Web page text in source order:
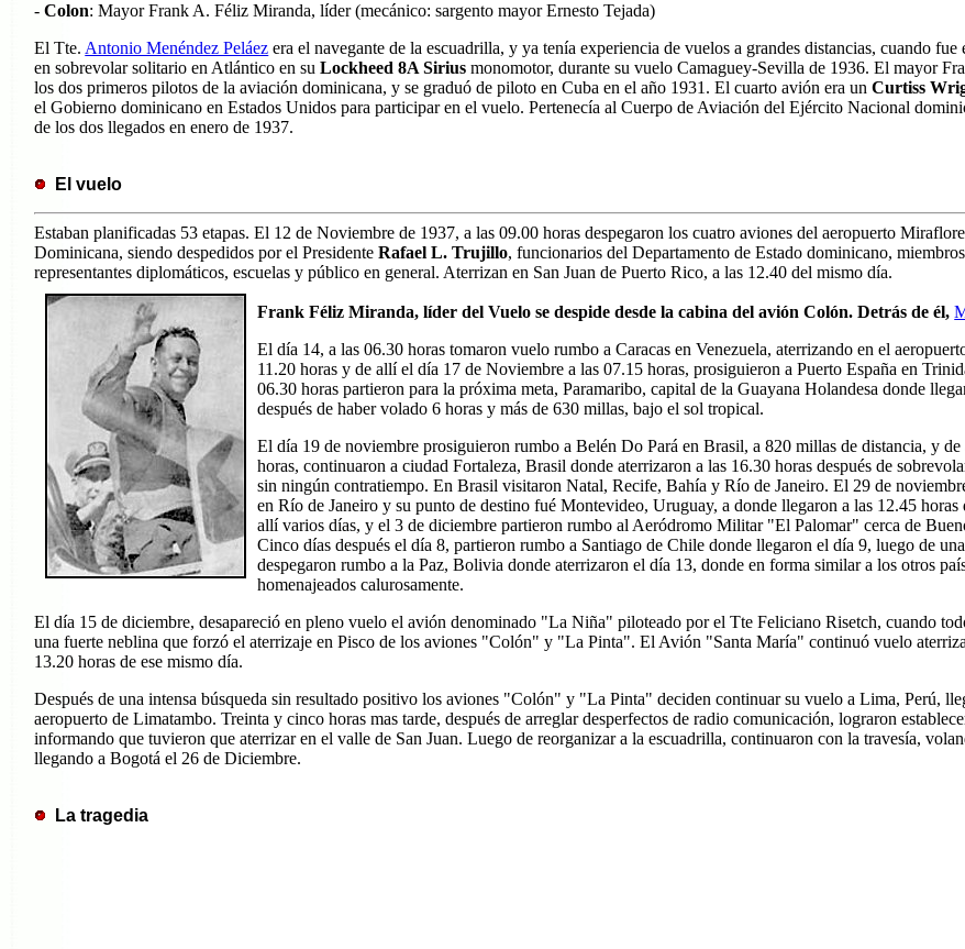
-Colon: MayorFrank A. Féliz Miranda, líder (mecánico: sargento mayor Ernesto Tejada)
El Tte. Antonio Menéndez Peláez era el navegante de la escuadrilla, y ya tenía experiencia de vuelos a grandes distancias, cuando
en sobrevolar solitario en Atlántico en suLockheed 8A Sirius monomotor, durante su vuelo Camaguey-Sevilla de 1936. El mayor
los dos primeros pilotos de la aviación dominicana, y se graduó de piloto en Cuba en el año 1931. El cuarto avión era unCurtiss
el Gobierno dominicano en Estados Unidos para participar en el vuelo. Pertenecía al Cuerpo de Aviación del Ejército Nacional
de los dos llegados en enero de 1937.
El vuelo
Estaban planificadas 53 etapas. El 12 de Noviembre de 1937, a las 09.00 horas despegaron los cuatro aviones del aeropuerto
Dominicana, siendo despedidos por el PresidenteRafael L. Trujillo, funcionarios del Departamento de Estado dominicano,
representantes diplomáticos, escuelas y público en general. Aterrizan en San Juan de Puerto Rico, a las 12.40 del mismo día.
Frank Féliz Miranda, líder del Vuelo se despide desde la cabina del avión Colón. Detrás de él,
El día 14, a las 06.30 horas tomaron vuelo rumbo a Caracas en Venezuela, aterrizando en el
11.20 horas y de allí el día 17 de Noviembre a las 07.15 horas, prosiguieron a Puerto España en
06.30 horas partieron para la próxima meta, Paramaribo, capital de la Guayana Holandesa donde
después de haber volado 6 horas y más de 630 millas, bajo el sol tropical.
El día 19 de noviembre prosiguieron rumbo a Belén Do Pará en Brasil, a 820 millas de distancia, y
horas, continuaron a ciudad Fortaleza, Brasil donde aterrizaron a las 16.30 horas después de
sin ningún contratiempo. En Brasil visitaron Natal, Recife, Bahía y Río de Janeiro. El 29 de
en Río de Janeiro y su punto de destino fué Montevideo, Uruguay, a donde llegaron a las 12.45 horas
allí varios días, y el 3 de diciembre partieron rumbo al Aeródromo Militar "El Palomar" cerca de
Cinco días después el día 8, partieron rumbo a Santiago de Chile donde llegaron el día 9, luego de
despegaron rumbo a la Paz, Bolivia donde aterrizaron el día 13, donde en forma similar a los otros
homenajeados calurosamente.
El día 15 de diciembre, desapareció en pleno vuelo el avión denominado "La Niña" piloteado por el Tte Feliciano Risetch, cuando
una fuerte neblina que forzó el aterrizaje en Pisco de los aviones "Colón" y "La Pinta". El Avión "Santa María" continuó vuelo
13.20 horas de ese mismo día.
Después de una intensa búsqueda sin resultado positivo los aviones "Colón" y "La Pinta" deciden continuar su vuelo a Lima, Perú,
aeropuerto de Limatambo. Treinta y cinco horas mas tarde, después de arreglar desperfectos de radio comunicación, lograron
informando que tuvieron que aterrizar en el valle de San Juan. Luego de reorganizar a la escuadrilla, continuaron con la travesía,
llegando a Bogotá el 26 de Diciembre.
La tragedia